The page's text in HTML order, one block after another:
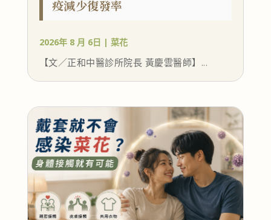
疫減少復發率
2026年 8 月 6日 | 菜花
【文／正和中醫診所院長 黃慶雲醫師】...